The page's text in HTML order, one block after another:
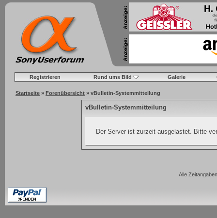
Registrieren Rund ums Bild Galerie
Startseite » Forenübersicht » vBulletin-Systemmitteilung
vBulletin-Systemmitteilung
Der Server ist zurzeit ausgelastet. Bitte
Alle